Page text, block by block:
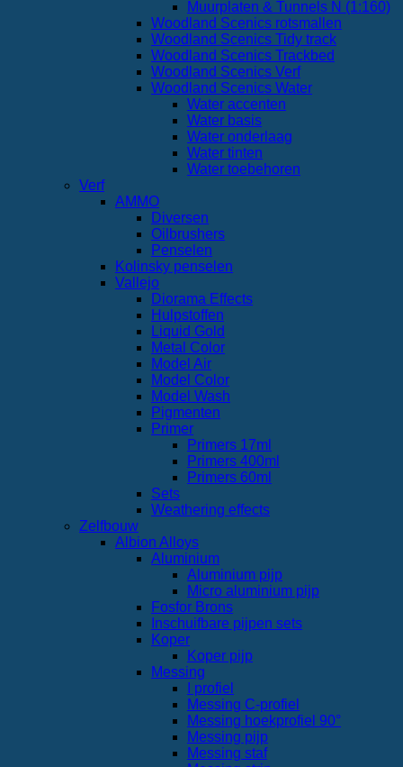
Muurplaten & Tunnels N (1:160)
Woodland Scenics rotsmallen
Woodland Scenics Tidy track
Woodland Scenics Trackbed
Woodland Scenics Verf
Woodland Scenics Water
Water accenten
Water basis
Water onderlaag
Water tinten
Water toebehoren
Verf
AMMO
Diversen
Oilbrushers
Penselen
Kolinsky penselen
Vallejo
Diorama Effects
Hulpstoffen
Liquid Gold
Metal Color
Model Air
Model Color
Model Wash
Pigmenten
Primer
Primers 17ml
Primers 400ml
Primers 60ml
Sets
Weathering effects
Zelfbouw
Albion Alloys
Aluminium
Aluminium pijp
Micro aluminium pijp
Fosfor Brons
Inschuifbare pijpen sets
Koper
Koper pijp
Messing
I profiel
Messing C-profiel
Messing hoekprofiel 90°
Messing pijp
Messing staf